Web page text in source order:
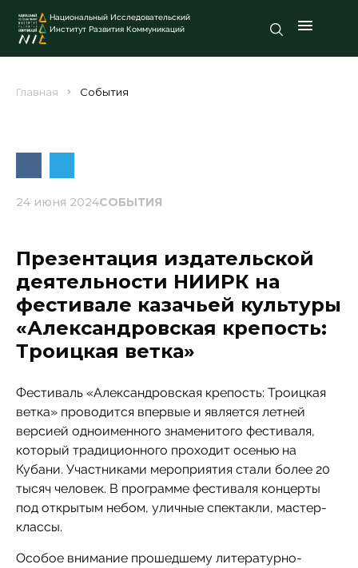
Национальный Исследовательский
Институт Развития Коммуникаций
Главная События
24 июня 2024СОБЫТИЯ
Презентация издательской
деятельности НИИРК на
фестивале казачьей культуры
«Александровская крепость:
Троицкая ветка»
Фестиваль «Александровская крепость: Троицкая
ветка» проводится впервые и является летней
версией одноименного знаменитого фестиваля,
который традиционного проходит осенью на
Кубани. Участниками мероприятия стали более 20
тысяч человек. В программе фестиваля концерты
под открытым небом, уличные спектакли, мастер-
классы.
Особое внимание прошедшему литературно-